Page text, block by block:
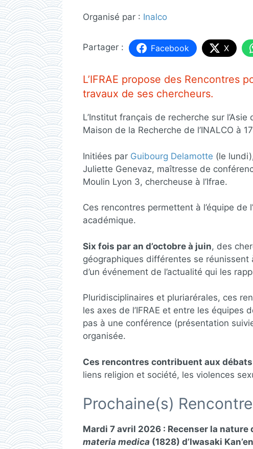
Organisé par : Inalco
Facebook X
L’IFRAE propose des Rencontres
travaux de ses chercheurs.
L’Institut français de recherche sur l’Asie
Maison de la Recherche de l’INALCO à
Initiées par Guibourg Delamotte (le
Juliette Genevaz, maîtresse de
Moulin Lyon 3, chercheuse à l’Ifrae.
Ces rencontres permettent à l’équipe de
académique.
Six fois par an d’octobre à juin, des
géographiques différentes se réunissent
d’un événement de l’actualité qui les
Pluridisciplinaires et pluriarérales, ces
les axes de l’IFRAE et entre les équipes
pas à une conférence (présentation
organisée.
Ces rencontres contribuent aux
liens religion et société, les violences
Prochaine(s)
Mardi 7 avril 2026 : Recenser la nature
materia medica (1828) d’Iwasaki Kan’en